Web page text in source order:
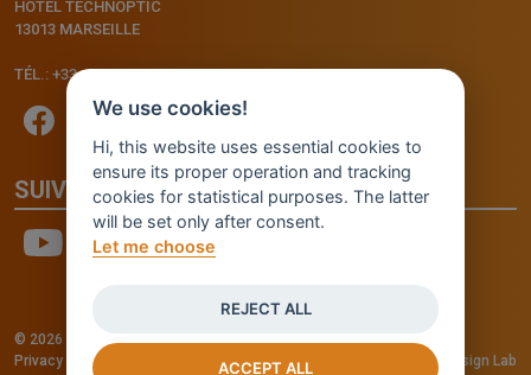
HÔTEL TECHNOPTIC
13013 MARSEILLE
TÉL.: +33.4.91.11.75.75
SUIVEZ-NOUS
© 2026 - INVENTIS S.r.l. a socio unico — P. IVA: IT03957810280
Privacy policy
-Cookie Settings Credits: Fluid Design Lab
We use cookies!
Hi, this website uses essential cookies to
ensure its proper operation and tracking
cookies for statistical purposes. The latter
will be set only after consent.
Let me choose
REJECT ALL
ACCEPT ALL